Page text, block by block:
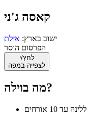
קאסה ג'ני
ישוב בארץ: אילת
הפרסום הוסר
לחץ/י
לצפייה במפה
מה בוילה?
ללינה עד 10 אורחים